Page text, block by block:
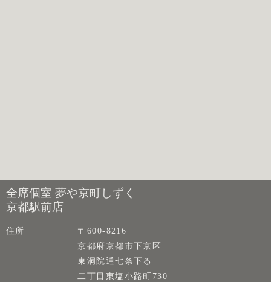
全席個室 夢や京町しずく
京都駅前店
住所
〒600-8216
京都府京都市下京区
東洞院通七条下る
二丁目東塩小路町730